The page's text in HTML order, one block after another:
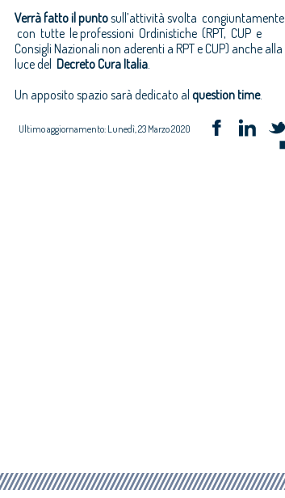
Verrà fatto il puntosull’attività svolta congiuntamente
con tutte le professioni Ordinistiche (RPT, CUP e
Consigli Nazionali non aderenti a RPT e CUP) anche alla
luce del Decreto Cura Italia.
Un apposito spazio sarà dedicato al question time.
Ultimo aggiornamento: Lunedì, 23 Marzo 2020